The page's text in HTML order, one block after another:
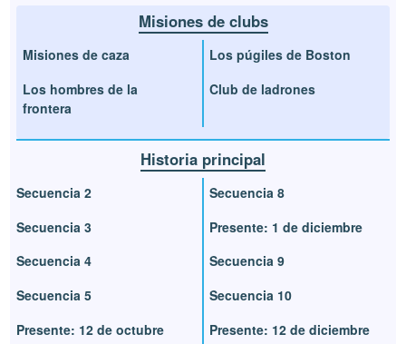
Misiones de clubs
Misiones de caza
Los hombres de la
frontera
Los púgiles de Boston
Club de ladrones
Historia principal
Secuencia 2
Secuencia 3
Secuencia 4
Secuencia 5
Presente: 12 de octubre
Secuencia 8
Presente: 1 de diciembre
Secuencia 9
Secuencia 10
Presente: 12 de diciembre